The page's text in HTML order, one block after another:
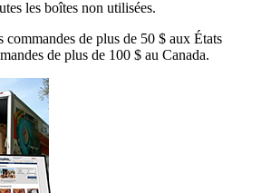
les boîtes non utilisées.
de plus de 50 $ aux États
de plus de 100 $ au Canada.